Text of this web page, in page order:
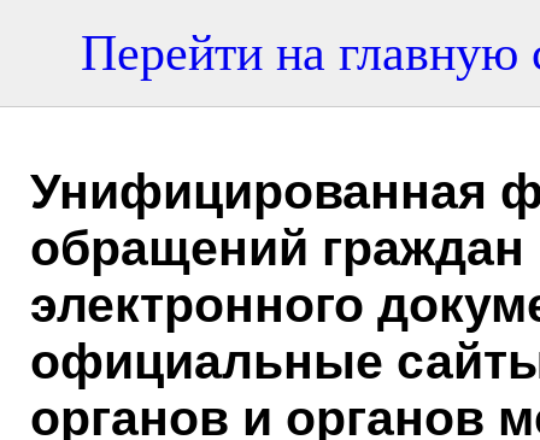
Перейти на главную
Унифицированная
обращений
электронного
официальные
органов и органов